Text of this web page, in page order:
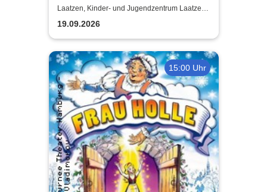
Strasse auf die Tour
Laatzen, Kinder- und Jugendzentrum Laatzen
KiJuZ
19.09.2026
15:00 Uhr